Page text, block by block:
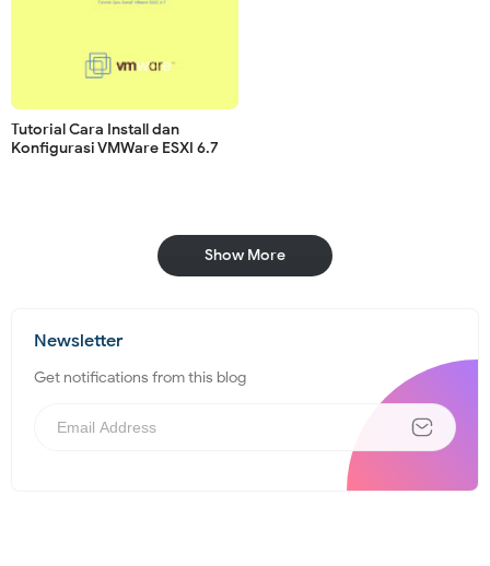
Tutorial Cara Install dan
Konfigurasi VMWare ESXI 6.7
Show More
Newsletter
Get notifications from this blog